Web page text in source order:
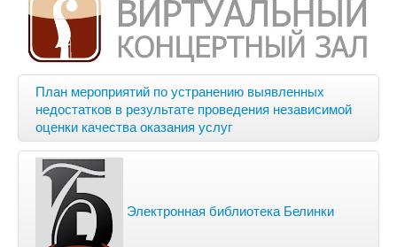
План мероприятий по устранению выявленных
недостатков в результате проведения независимой
оценки качества оказания услуг
Электронная библиотека Белинки